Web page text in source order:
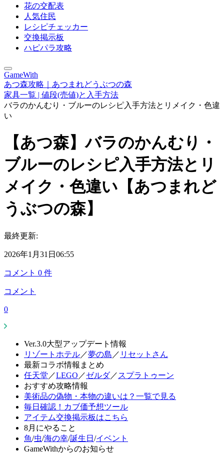
花の交配表
人気住民
レシピチェッカー
交換掲示板
ハピパラ攻略
GameWith
あつ森攻略｜あつまれどうぶつの森
家具一覧 | 値段(売値)と入手方法
バラのかんむり・ブルーのレシピ入手方法とリメイク・色違
い
【あつ森】バラのかんむり・
ブルーのレシピ入手方法とリ
メイク・色違い【あつまれど
うぶつの森】
最終更新:
2026年1月31日06:55
コメント 0 件
コメント
0
Ver.3.0大型アップデート情報
リゾートホテル／夢の島 ／ リセットさん
最新コラボ情報まとめ
任天堂 ／LEGO ／ゼルダ／ スプラトゥーン
おすすめ攻略情報
美術品の偽物・本物の違いは？一覧で見る
毎日確認！カブ価予想ツール
アイテム交換掲示板はこちら
8月にやること
魚/虫/海の幸/誕生日 /イベント
GameWithからのお知らせ